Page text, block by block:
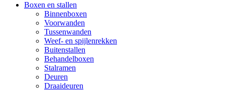
Boxen en stallen
Binnenboxen
Voorwanden
Tussenwanden
Weef- en spijlenrekken
Buitenstallen
Behandelboxen
Stalramen
Deuren
Draaideuren